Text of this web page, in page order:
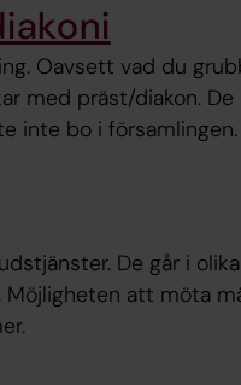
Oavsett vad du
med präst/diakon.
inte bo i församlingen.
De går i
att möta